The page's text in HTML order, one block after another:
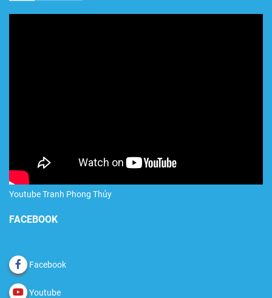
Youtube Tranh Phong Thủy
FACEBOOK
Facebook
Youtube